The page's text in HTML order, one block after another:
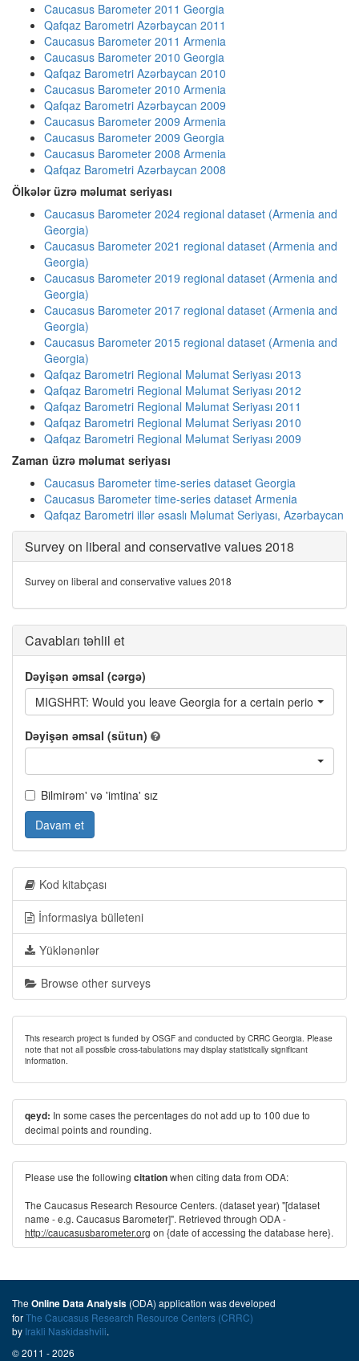
Caucasus Barometer 2011 Georgia
Qafqaz Barometri Azərbaycan 2011
Caucasus Barometer 2011 Armenia
Caucasus Barometer 2010 Georgia
Qafqaz Barometri Azərbaycan 2010
Caucasus Barometer 2010 Armenia
Qafqaz Barometri Azərbaycan 2009
Caucasus Barometer 2009 Armenia
Caucasus Barometer 2009 Georgia
Caucasus Barometer 2008 Armenia
Qafqaz Barometri Azərbaycan 2008
Ölkələr üzrə məlumat seriyası
Caucasus Barometer 2024 regional dataset (Armenia and
Georgia)
Caucasus Barometer 2021 regional dataset (Armenia and
Georgia)
Caucasus Barometer 2019 regional dataset (Armenia and
Georgia)
Caucasus Barometer 2017 regional dataset (Armenia and
Georgia)
Caucasus Barometer 2015 regional dataset (Armenia and
Georgia)
Qafqaz Barometri Regional Məlumat Seriyası 2013
Qafqaz Barometri Regional Məlumat Seriyası 2012
Qafqaz Barometri Regional Məlumat Seriyası 2011
Qafqaz Barometri Regional Məlumat Seriyası 2010
Qafqaz Barometri Regional Məlumat Seriyası 2009
Zaman üzrə məlumat seriyası
Caucasus Barometer time-series dataset Georgia
Caucasus Barometer time-series dataset Armenia
Qafqaz Barometri illər əsaslı Məlumat Seriyası, Azərbaycan
Survey on liberal and conservative values 2018
Survey on liberal and conservative values 2018
Cavabları təhlil et
Dəyişən əmsal (cərgə)
MIGSHRT: Would you leave Georgia for a certain period of
Dəyişən əmsal (sütun)
Bilmirəm' və 'imtina' sız
Davam et
Kod kitabçası
İnformasiya bülleteni
Yüklənənlər
Browse other surveys
This research project is funded by OSGF and conducted by CRRC Georgia. Please
note that not all possible cross-tabulations may display statistically significant
information.
qeyd: In some cases the percentages do not add up to 100 due to
decimal points and rounding.
Please use the following citationwhen citing data from ODA:
The Caucasus Research Resource Centers. (dataset year) "[dataset
name - e.g. Caucasus Barometer]". Retrieved through ODA -
http://caucasusbarometer.org on {date of accessing the database here}.
The Online Data Analysis (ODA) application was developed
forThe Caucasus Research Resource Centers (CRRC)
by Irakli Naskidashvili.
© 2011 - 2026